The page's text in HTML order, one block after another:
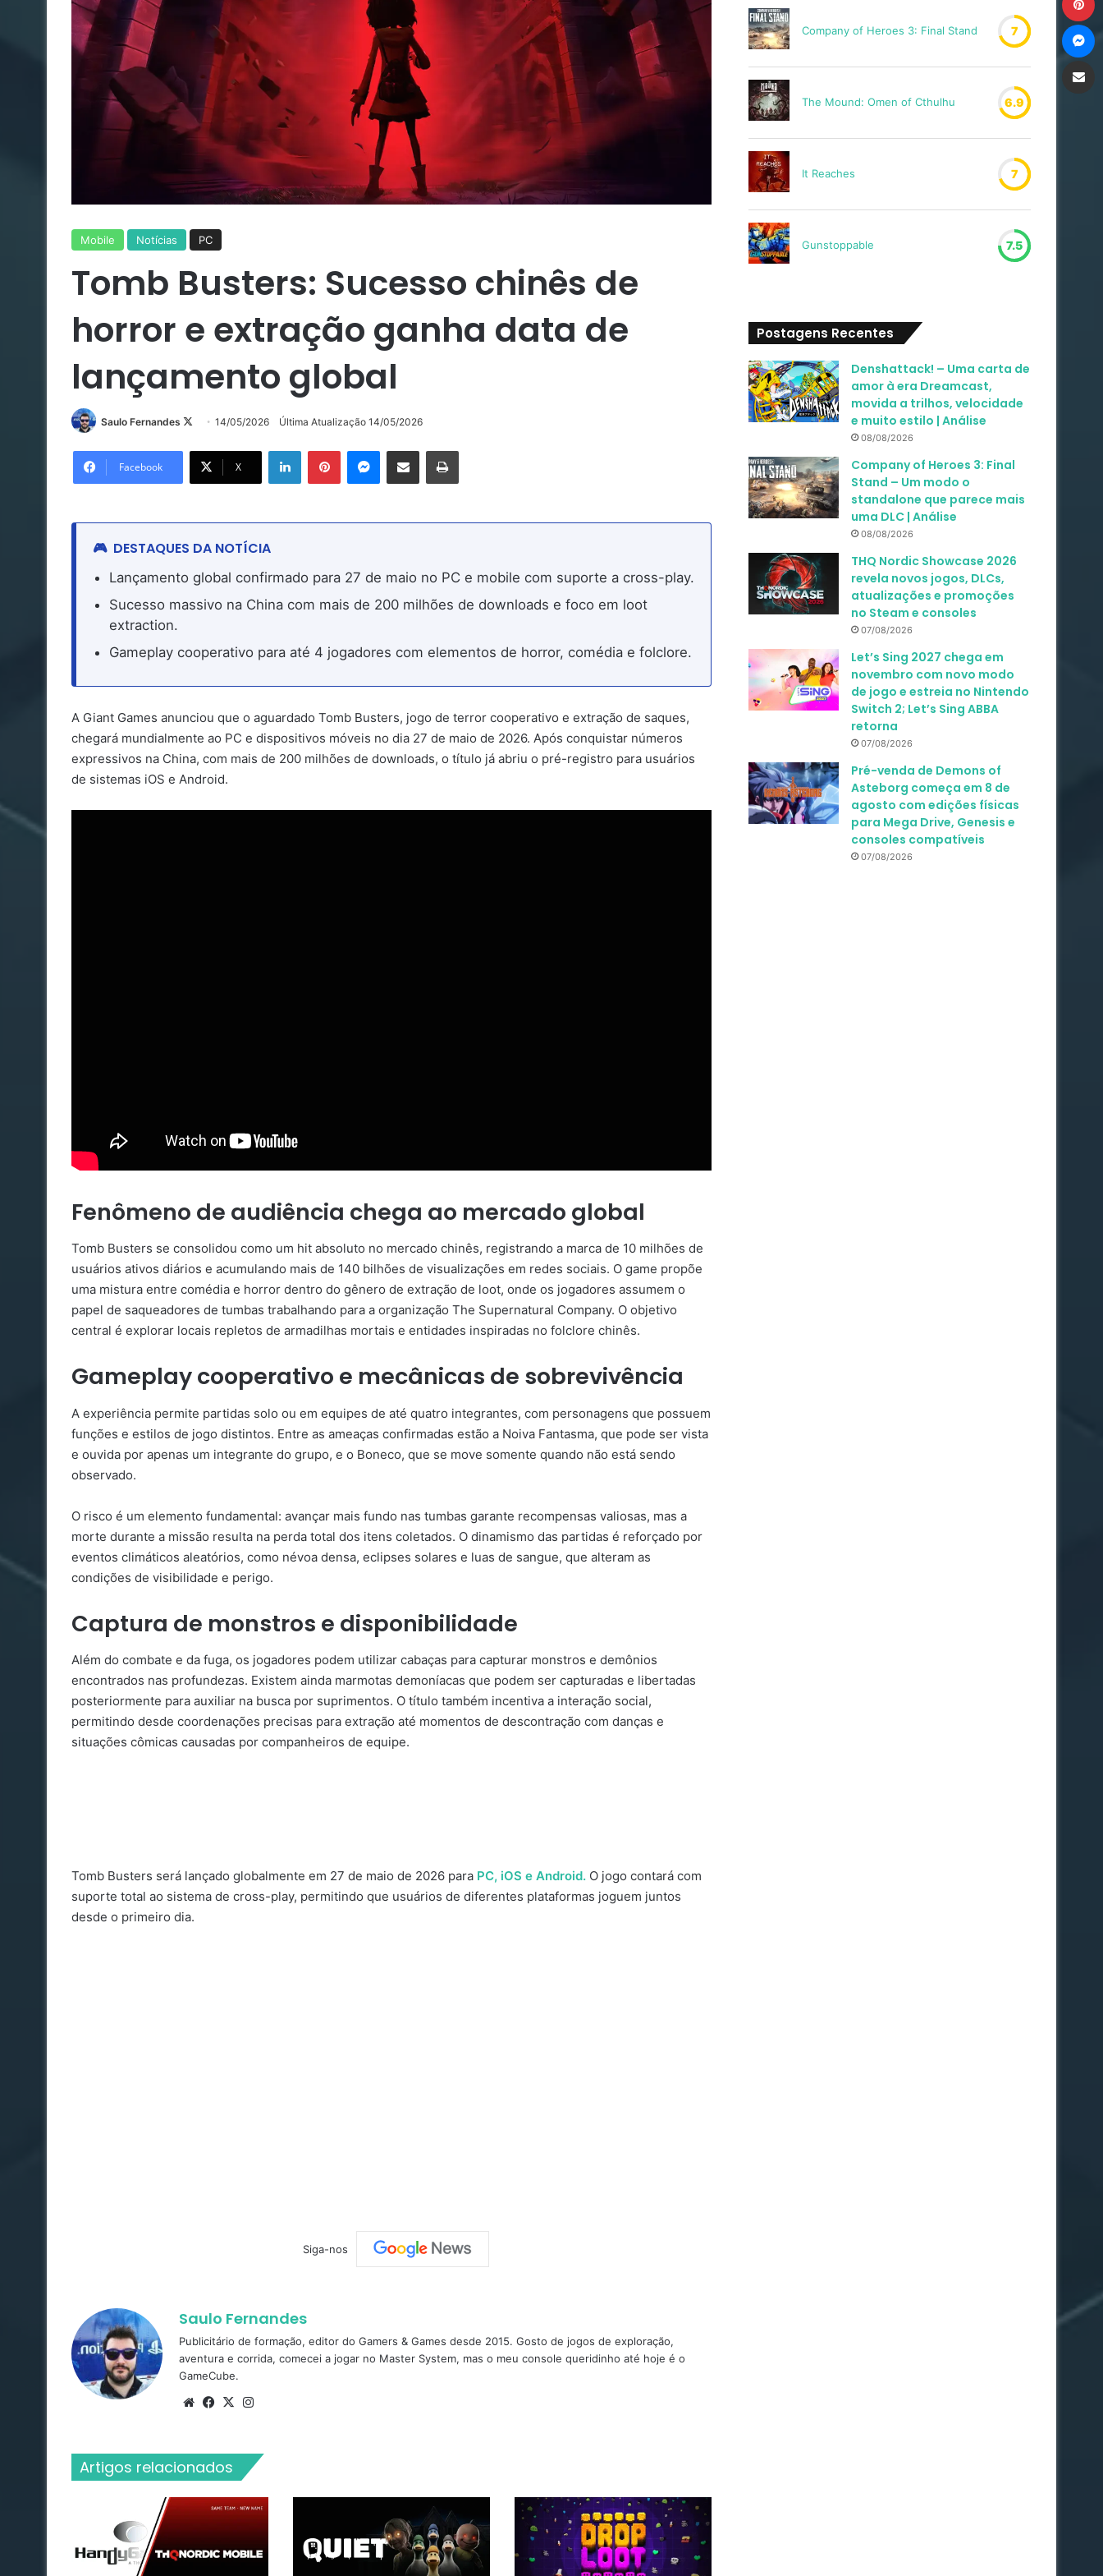
Mobile Notícias PC
Tomb Busters: Sucesso chinês de
horror e extração ganha data de
lançamento global
Saulo Fernandes
Follow14/05/2026 Última Atualização 14/05/2026
Facebook X
LinkedinPinterestMessenger
Compartilhar via e-mail Imprimir
DESTAQUES DA NOTÍCIA
Lançamento global confirmado para 27 de maio no PC e mobile com suporte a cross-play.
Sucesso massivo na China com mais de 200 milhões de downloads e foco em loot
extraction.
Gameplay cooperativo para até 4 jogadores com elementos de horror, comédia e folclore.
A Giant Games anunciou que o aguardado Tomb Busters, jogo de terror cooperativo e extração de saques,
chegará mundialmente ao PC e dispositivos móveis no dia 27 de maio de 2026. Após conquistar números
expressivos na China, com mais de 200 milhões de downloads, o título já abriu o pré-registro para usuários
de sistemas iOS e Android.
Fenômeno de audiência chega ao mercado global
Tomb Busters se consolidou como um hit absoluto no mercado chinês, registrando a marca de 10 milhões de
usuários ativos diários e acumulando mais de 140 bilhões de visualizações em redes sociais. O game propõe
uma mistura entre comédia e horror dentro do gênero de extração de loot, onde os jogadores assumem o
papel de saqueadores de tumbas trabalhando para a organização The Supernatural Company. O objetivo
central é explorar locais repletos de armadilhas mortais e entidades inspiradas no folclore chinês.
Gameplay cooperativo e mecânicas de sobrevivência
A experiência permite partidas solo ou em equipes de até quatro integrantes, com personagens que possuem
funções e estilos de jogo distintos. Entre as ameaças confirmadas estão a Noiva Fantasma, que pode ser vista
e ouvida por apenas um integrante do grupo, e o Boneco, que se move somente quando não está sendo
observado.
O risco é um elemento fundamental: avançar mais fundo nas tumbas garante recompensas valiosas, mas a
morte durante a missão resulta na perda total dos itens coletados. O dinamismo das partidas é reforçado por
eventos climáticos aleatórios, como névoa densa, eclipses solares e luas de sangue, que alteram as
condições de visibilidade e perigo.
Captura de monstros e disponibilidade
Além do combate e da fuga, os jogadores podem utilizar cabaças para capturar monstros e demônios
encontrados nas profundezas. Existem ainda marmotas demoníacas que podem ser capturadas e libertadas
posteriormente para auxiliar na busca por suprimentos. O título também incentiva a interação social,
permitindo desde coordenações precisas para extração até momentos de descontração com danças e
situações cômicas causadas por companheiros de equipe.
Tomb Busters será lançado globalmente em 27 de maio de 2026 para PC, iOS e Android. O jogo contará com
suporte total ao sistema de cross-play, permitindo que usuários de diferentes plataformas joguem juntos
desde o primeiro dia.
Siga-nos
Saulo Fernandes
Publicitário de formação, editor do Gamers & Games desde 2015. Gosto de jogos de exploração,
aventura e corrida, comecei a jogar no Master System, mas o meu console queridinho até hoje é o
GameCube.
WebsiteFacebook
X
Artigos relacionados
Company of Heroes 3: Final Stand 7
The Mound: Omen of Cthulhu 6.9
It Reaches 7
Gunstoppable 7.5
Postagens Recentes
Denshattack! – Uma carta de
amor à era Dreamcast,
movida a trilhos, velocidade
e muito estilo | Análise
08/08/2026
Company of Heroes 3: Final
Stand – Um modo o
standalone que parece mais
uma DLC | Análise
08/08/2026
THQ Nordic Showcase 2026
revela novos jogos, DLCs,
atualizações e promoções
no Steam e consoles
07/08/2026
Let’s Sing 2027 chega em
novembro com novo modo
de jogo e estreia no Nintendo
Switch 2; Let’s Sing ABBA
retorna
07/08/2026
Pré-venda de Demons of
Asteborg começa em 8 de
agosto com edições físicas
para Mega Drive, Genesis e
consoles compatíveis
07/08/2026